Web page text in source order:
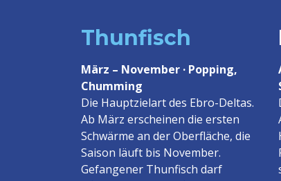
Thunfisch
März – November · Popping,
Chumming
Die Hauptzielart des Ebro-Deltas.
Ab März erscheinen die ersten
Schwärme an der Oberfläche, die
Saison läuft bis November.
Gefangener Thunfisch darf